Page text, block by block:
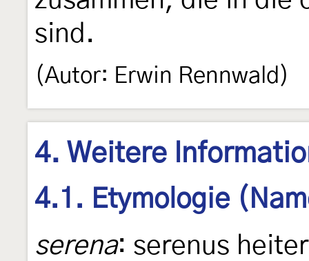
sind.
(Autor: Erwin Rennwald)
4. Weitere
4.1. Etymologie
serena: serenus